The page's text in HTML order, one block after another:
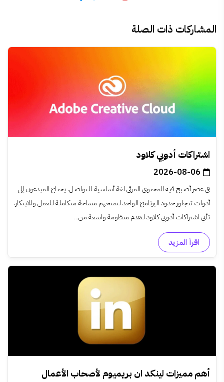
المشاركات ذات الصلة
اشتراكات أدوبي كلاود
2026-08-06
في عصر أصبح فيه المحتوى المرئي لغة أساسية للتواصل، يحتاج المبدعون إلى
أدوات تتجاوز حدود البرنامج الواحد لتمنحهم مساحة متكاملة للعمل والابتكار،
تأتي اشتراكات أدوبي كلاود لتقدم منظومة واسعة من...
اقرأ المزيد
أهم مميزات لينكد ان بريميوم لأصحاب الأعمال